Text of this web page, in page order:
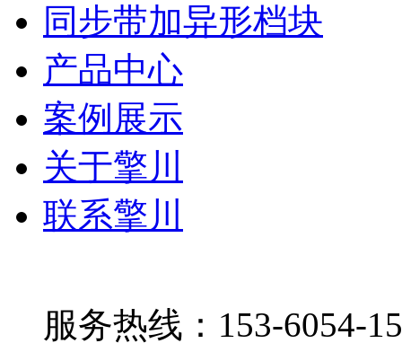
同步带加异形档块
产品中心
案例展示
关于擎川
联系擎川
服务热线：153-6054-